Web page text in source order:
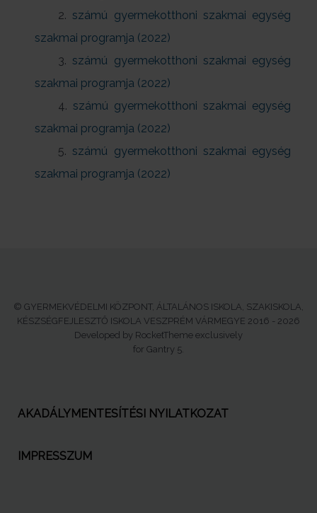
2.számú gyermekotthoni szakmai egység
szakmai programja (2022)
3.számú gyermekotthoni szakmai egység
szakmai programja (2022)
4. számú gyermekotthoni szakmai egység
szakmai programja (2022)
5.számú gyermekotthoni szakmai egység
szakmai programja (2022)
© GYERMEKVÉDELMI KÖZPONT, ÁLTALÁNOS ISKOLA, SZAKISKOLA,
KÉSZSÉGFEJLESZTŐ ISKOLA VESZPRÉM VÁRMEGYE 2016 - 2026
Developed by RocketTheme exclusively
for Gantry 5.
AKADÁLYMENTESÍTÉSI NYILATKOZAT
IMPRESSZUM